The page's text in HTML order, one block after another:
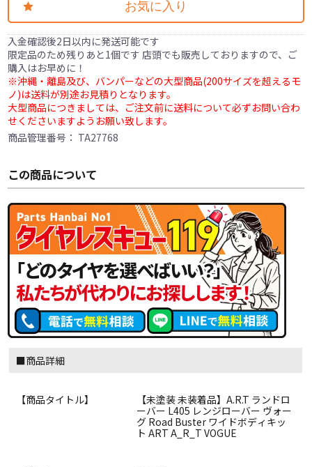
お気に入り
入金確認後2日以内に発送可能です
限定品のため残りあと1個です 店頭でも販売しておりますので、ご
購入はお早めに！
※沖縄・離島及び、バンパーなどの大型商品(200サイズを超えるモ
ノ)は送料が別途お見積りとなります。
大型商品につきましては、ご注文前に送料について必ずお問い合わ
せくださいますようお願い致します。
商品管理番号： TA27768
この商品について
■商品詳細
【商品タイトル】
【未塗装 未装着品】A.R.T ランドロ
ーバー L405 レンジローバー ヴォー
グ Road Buster ワイドボディキッ
ト ART A_R_T VOGUE